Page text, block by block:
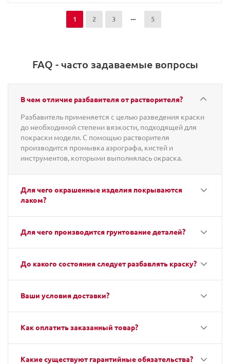
1 2 3 5
FAQ - часто задаваемые вопросы
В чем отличие разбавителя от растворителя?
Разбавитель применяется с целью разведения краски
до необходимой степени вязкости, подходящей для
покраски модели. С помощью растворителя
производится промывка аэрографа, кистей и
инструментов, которыми выполнялась окраска.
Для чего окрашенные изделия покрываются
лаком?
Для чего производится грунтование деталей?
До какого состояния следует разбавлять краску?
Ваши условия доставки?
Как оплатить заказанный товар?
Какие существуют гарантийные обязательства?